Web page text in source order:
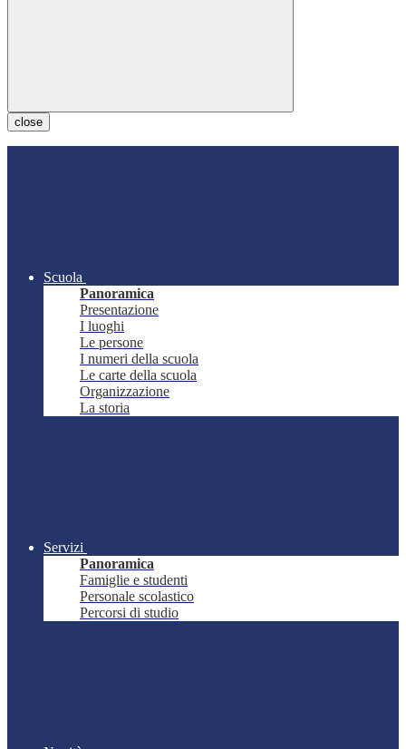
close
Scuola
Panoramica
Presentazione
I luoghi
Le persone
I numeri della scuola
Le carte della scuola
Organizzazione
La storia
Servizi
Panoramica
Famiglie e studenti
Personale scolastico
Percorsi di studio